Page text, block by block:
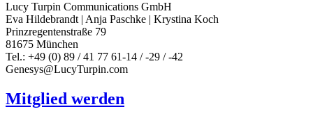
Lucy Turpin Communications GmbH
Eva Hildebrandt | Anja Paschke | Krystina Koch
Prinzregentenstraße 79
81675 München
Tel.: +49 (0) 89 / 41 77 61-14 / -29 / -42
Genesys@LucyTurpin.com
Mitglied werden